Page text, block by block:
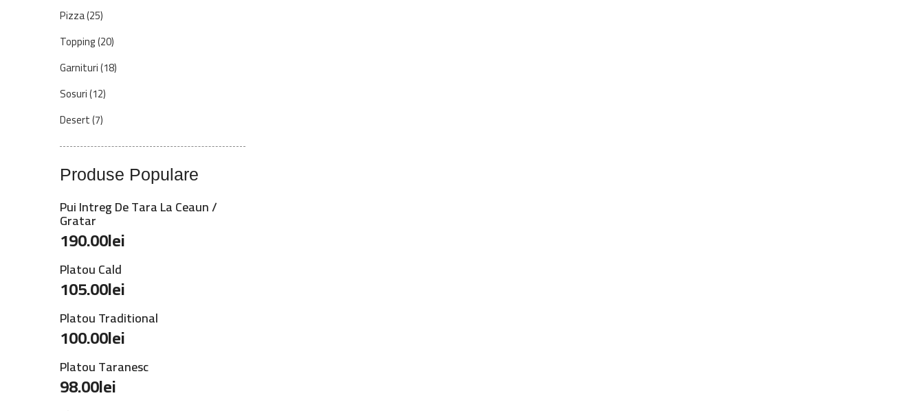
Pizza(25)
Topping(20)
Garnituri(18)
Sosuri(12)
Desert(7)
Produse Populare
Pui Intreg De Tara La Ceaun /
Gratar
190.00lei
Platou Cald
105.00lei
Platou Traditional
100.00lei
Platou Taranesc
98.00lei